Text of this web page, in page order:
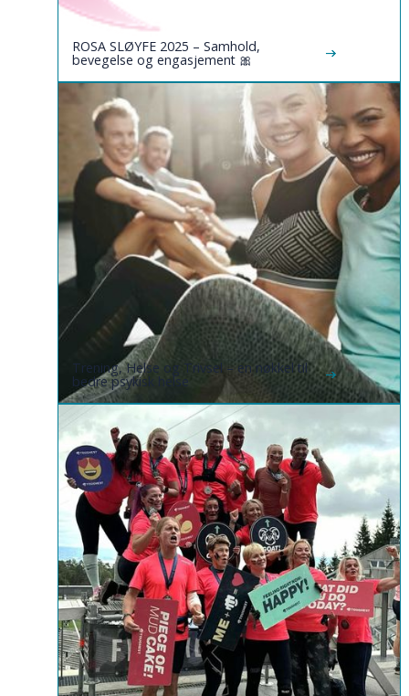
ROSA SLØYFE 2025 – Samhold,
bevegelse og engasjement 🎀
Trening, Helse og Trivsel – en nøkkel til
bedre psykisk helse